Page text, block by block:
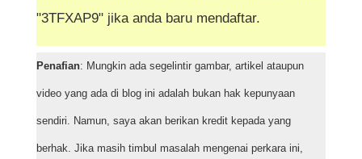
"3TFXAP9" jika anda baru mendaftar.
Penafian: Mungkin ada segelintir gambar, artikel ataupun
video yang ada di blog ini adalah bukan hak kepunyaan
sendiri. Namun, saya akan berikan kredit kepada yang
berhak. Jika masih timbul masalah mengenai perkara ini,